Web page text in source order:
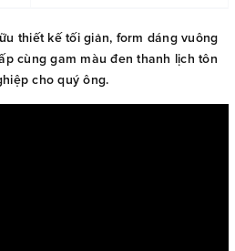
thiết kế tối giản, form dáng vuông
cùng gam màu đen thanh lịch tôn
cho quý ông.